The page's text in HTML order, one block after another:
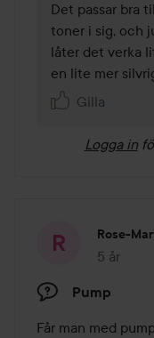
Det passar bra
toner i sig, och
låter det verka
en lite mer
Gilla
Logga in
Rose-
5 år
Inlägget
Pump
Får man med